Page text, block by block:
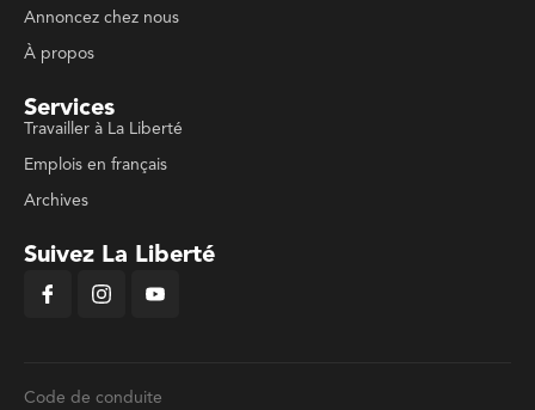
Annoncez chez nous
À propos
Services
Travailler à La Liberté
Emplois en français
Archives
Suivez La Liberté
Code de conduite